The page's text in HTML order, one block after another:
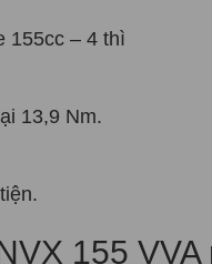
155cc – 4 thì
13,9 Nm.